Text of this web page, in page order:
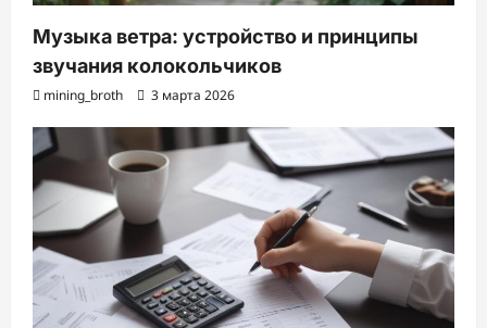
Музыка ветра: устройство и принципы
звучания колокольчиков
mining_broth 3 марта 2026